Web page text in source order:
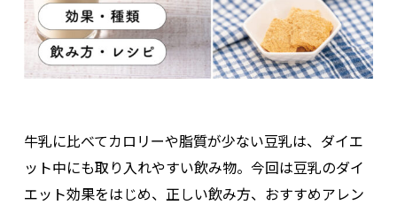
牛乳に比べてカロリーや脂質が少ない豆乳は、ダイエ
ット中にも取り入れやすい飲み物。今回は豆乳のダイ
エット効果をはじめ、正しい飲み方、おすすめアレン